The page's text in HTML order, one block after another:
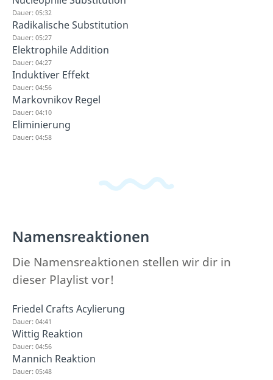
Dauer: 05:32
Radikalische Substitution
Dauer: 05:27
Elektrophile Addition
Dauer: 04:27
Induktiver Effekt
Dauer: 04:56
Markovnikov Regel
Dauer: 04:10
Eliminierung
Dauer: 04:58
Namensreaktionen
Die Namensreaktionen stellen wir dir in
dieser Playlist vor!
Friedel Crafts Acylierung
Dauer: 04:41
Wittig Reaktion
Dauer: 04:56
Mannich Reaktion
Dauer: 05:48